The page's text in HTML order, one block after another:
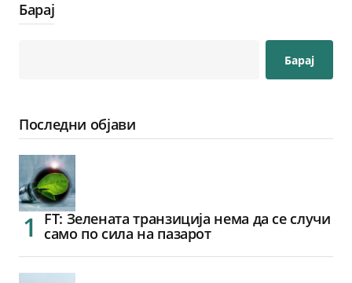
Барај
Барај
Последни објави
FT: Зелената транзиција нема да се случи
само по сила на пазарот